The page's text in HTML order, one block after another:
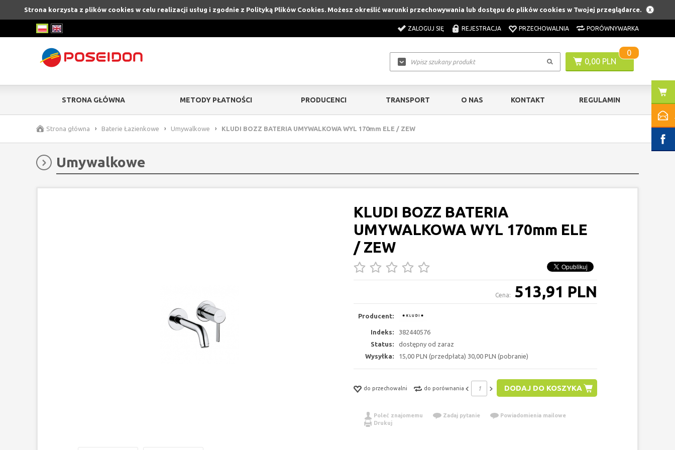
Strona korzysta z plików cookies w celu realizacji usług i zgodnie z Polityką Plików Cookies. Możesz określić warunki przechowywania lub dostępu do plików cookies w Twojej przeglądarce.
ZALOGUJ SIĘ REJESTRACJA PRZECHOWALNIA PORÓWNYWARKA
0,00 PLN
0
STRONA GŁÓWNA METODY PŁATNOŚCI PRODUCENCI TRANSPORT O NAS KONTAKT REGULAMIN
Strona główna › Baterie Łazienkowe › Umywalkowe › KLUDI BOZZ BATERIA UMYWALKOWA WYL 170mm ELE / ZEW
Umywalkowe
KLUDI BOZZ BATERIA
UMYWALKOWA WYL 170mm ELE
/ ZEW
Cena: 513,91 PLN
Producent:
Indeks:
382440576
Status:
dostępny od zaraz
Wysyłka:
15,00 PLN (przedpłata) 30,00 PLN (pobranie)
do przechowalni do porównania DODAJ DO KOSZYKA
Poleć znajomemu Zadaj pytanie
Powiadomienia mailowe
Drukuj